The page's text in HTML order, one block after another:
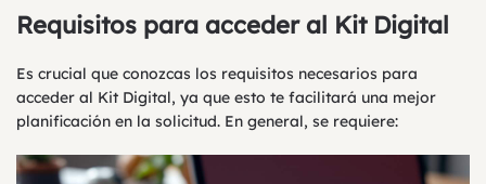
Requisitos para acceder al Kit Digital
Es crucial que conozcas los requisitos necesarios para
acceder al Kit Digital, ya que esto te facilitará una mejor
planificación en la solicitud. En general, se requiere: